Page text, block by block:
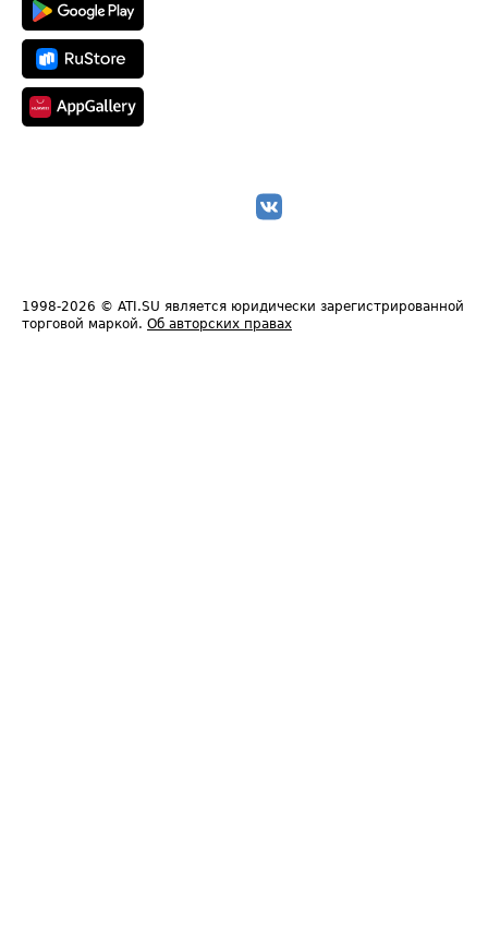
1998-2026 © ATI.SU является юридически зарегистрированной
торговой маркой. Об авторских правах